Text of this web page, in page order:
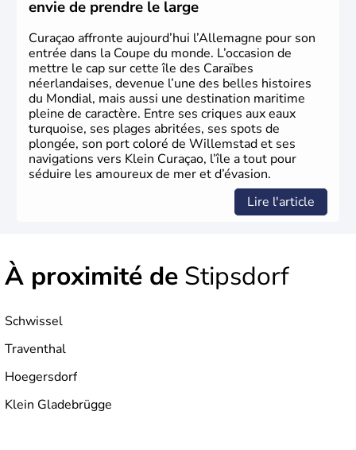
Herman Hesse ou bien Hegel en font partie.
envie de prendre le large
Curaçao affronte aujourd’hui l’Allemagne pour son
entrée dans la Coupe du monde. L’occasion de
mettre le cap sur cette île des Caraïbes
néerlandaises, devenue l’une des belles histoires
du Mondial, mais aussi une destination maritime
pleine de caractère. Entre ses criques aux eaux
turquoise, ses plages abritées, ses spots de
plongée, son port coloré de Willemstad et ses
navigations vers Klein Curaçao, l’île a tout pour
séduire les amoureux de mer et d’évasion.
Lire l'article
À proximité de Stipsdorf
Schwissel
Traventhal
Hoegersdorf
Klein Gladebrügge